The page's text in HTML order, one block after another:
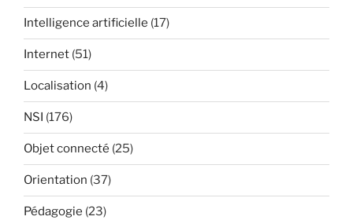
Intelligence artificielle (17)
Internet (51)
Localisation (4)
NSI (176)
Objet connecté (25)
Orientation (37)
Pédagogie (23)